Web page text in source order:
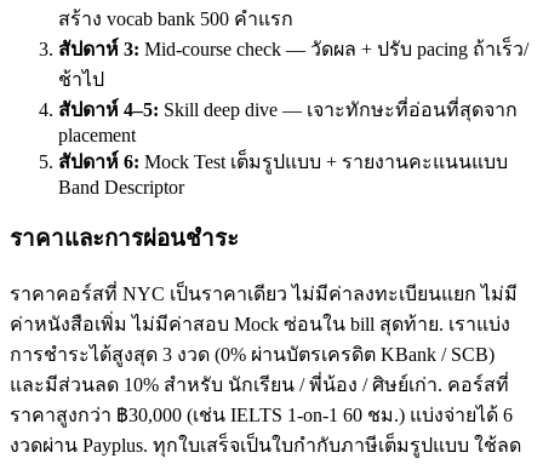
สร้าง vocab bank 500 คำแรก
สัปดาห์ 3: Mid-course check — วัดผล + ปรับ pacing ถ้าเร็ว/
ช้าไป
สัปดาห์ 4–5: Skill deep dive — เจาะทักษะที่อ่อนที่สุดจาก
placement
สัปดาห์ 6: Mock Test เต็มรูปแบบ + รายงานคะแนนแบบ
Band Descriptor
ราคาและการผ่อนชำระ
ราคาคอร์สที่ NYC เป็นราคาเดียว ไม่มีค่าลงทะเบียนแยก ไม่มี
ค่าหนังสือเพิ่ม ไม่มีค่าสอบ Mock ซ่อนใน bill สุดท้าย. เราแบ่ง
การชำระได้สูงสุด 3 งวด (0% ผ่านบัตรเครดิต KBank / SCB)
และมีส่วนลด 10% สำหรับ นักเรียน / พี่น้อง / ศิษย์เก่า. คอร์สที่
ราคาสูงกว่า ฿30,000 (เช่น IELTS 1-on-1 60 ชม.) แบ่งจ่ายได้ 6
งวดผ่าน Payplus. ทุกใบเสร็จเป็นใบกำกับภาษีเต็มรูปแบบ ใช้ลด